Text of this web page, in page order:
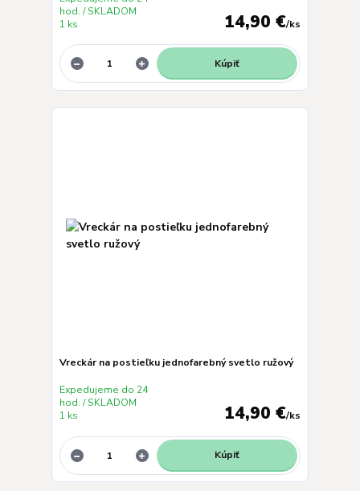
14,90 €/ks
hod. / SKLADOM
1 ks
Kúpiť
Vreckár na postieľku jednofarebný svetlo ružový
14,90 €/ks
Expedujeme do 24
hod. / SKLADOM
1 ks
Kúpiť